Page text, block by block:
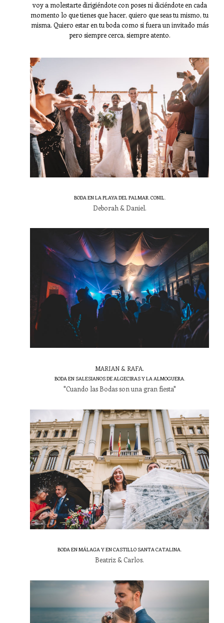
voy a molestarte dirigiéndote con poses ni diciéndote en cada
momento lo que tienes que hacer, quiero que seas tu mismo, tu
misma. Quiero estar en tu boda como si fuera un invitado más
pero siempre cerca, siempre atento.
BODA EN LA PLAYA DEL PALMAR. CONIL.
Deborah & Daniel.
MARIAN & RAFA.
BODA EN SALESIANOS DE ALGECIRAS Y LA ALMOGUERA.
"Cuando las Bodas son una gran fiesta"
BODA EN MÁLAGA Y EN CASTILLO SANTA CATALINA.
Beatriz & Carlos.